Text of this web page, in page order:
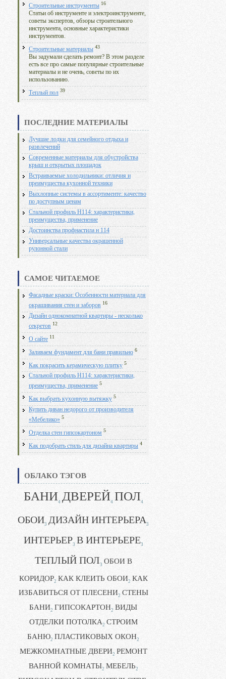
Строительные инструменты 16
Статьи об инструменте и электроинструменте,
советы экспертов, обзоры строительного
инструмента, основные характеристики
инструментов.
Строительные материалы 43
Вы задумали сделать ремонт? В этом разделе
есть все про самые популярные строительные
материалы и не очень, советы по их
использованию.
Теплый пол 39
ПОСЛЕДНИЕ МАТЕРИАЛЫ
Лучшие лодки для семейного отдыха и
развлечений
Современные материалы для обустройства
крыш и открытых площадок
Встраиваемые холодильники: отличия и
преимущества кухонной техники
Выхлопные системы в ассортименте: качество
по доступным ценам
Стальной профиль Н114: характеристики,
преимущества, применение
Достоинства профнастила н 114
Универсальные качества окрашенной
рулонной стали
САМОЕ ЧИТАЕМОЕ
Фасадные краски: Особенности материала для
окрашивания стен и заборов 16
Дизайн однокомнатной квартиры - несколько
секретов 12
О сайте 11
Заливаем фундамент для бани правильно 6
Как покрасить керамическую плитку 5
Стальной профиль Н114: характеристики,
преимущества, применение 5
Как выбрать кухонную вытяжку 5
Купить диван недорого от производителя
«Мебелико» 5
Отделка стен гипсокартоном 5
Как подобрать стиль для дизайна квартиры 4
ОБЛАКО ТЭГОВ
БАНИ4 ДВЕРЕЙ4 ПОЛ4
ОБОИ3 ДИЗАЙН ИНТЕРЬЕРА3
ИНТЕРЬЕР3 В ИНТЕРЬЕРЕ3
ТЕПЛЫЙ ПОЛ3 ОБОИ В
КОРИДОР2 КАК КЛЕИТЬ ОБОИ2 КАК
ИЗБАВИТЬСЯ ОТ ПЛЕСЕНИ2 СТЕНЫ
БАНИ2 ГИПСОКАРТОН2 ВИДЫ
ОТДЕЛКИ ПОТОЛКА2 СТРОИМ
БАНЮ2 ПЛАСТИКОВЫХ ОКОН2
МЕЖКОМНАТНЫЕ ДВЕРИ2 РЕМОНТ
ВАННОЙ КОМНАТЫ2 МЕБЕЛЬ2